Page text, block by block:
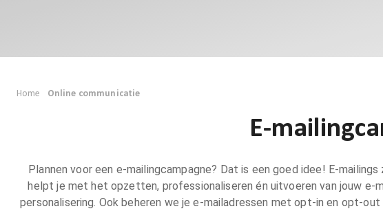
Home Online communicatie
E-
Plannen voor een e-mailingcampagne? Dat is een goed idee! E-
helpt je met het opzetten, professionaliseren én uitvoeren van jouw e-
personalisering. Ook beheren we je e-mailadressen met opt-in en opt-